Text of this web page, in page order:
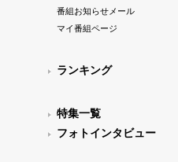
番組お知らせメール
マイ番組ページ
ランキング
特集一覧
フォトインタビュー